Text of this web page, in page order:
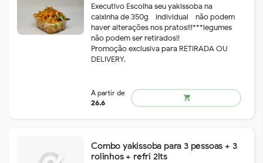
remove add 112.8
Executivo Escolha seu yakissoba na
caixinha de 350g - individual - não podem
haver alterações nos pratos!!!***legumes
não podem ser retirados!!
Promoção exclusiva para RETIRADA OU
DELIVERY.
Combo yakissoba para 3 pessoas + 3
rolinhos + refri 2lts